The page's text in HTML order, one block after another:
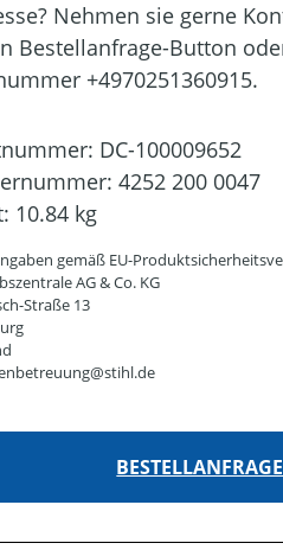
Nehmen sie gerne
Bestellanfrage-Button
+4970251360915.
DC-100009652
4252 200 0047
10.84 kg
gemäß EU-
AG & Co. KG
Straße 13